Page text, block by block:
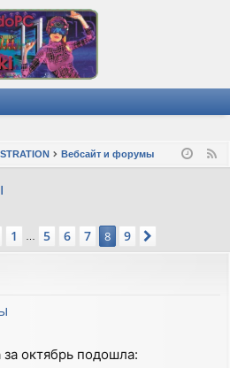
Вебсайт и форумы
8 of
Previous
1 5 6 7 8 9
за октябрь подошла: